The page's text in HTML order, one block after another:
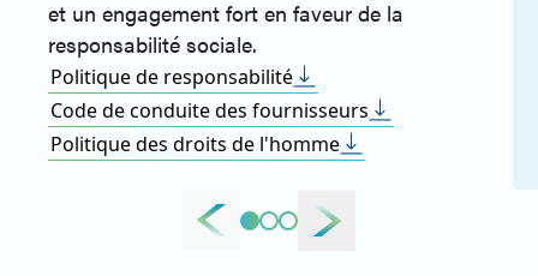
et un engagement fort en faveur de la
responsabilité sociale.
Politique de responsabilité
Code de conduite des fournisseurs
Politique des droits de l'homme